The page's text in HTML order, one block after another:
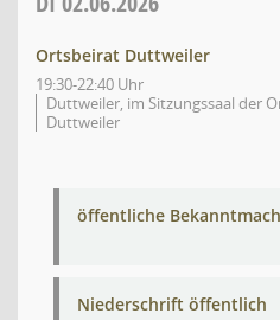
Ortsbeirat Duttweiler
19:30-22:40 Uhr
Duttweiler, im Sitzungssaal der
Duttweiler
öffentliche
Niederschrift öffentlich